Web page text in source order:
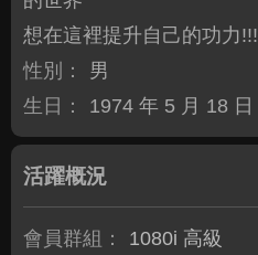
想在這裡提升自己的功力!!!
性別：
男
生日：
1974 年 5 月 18 日
活躍概況
會員群組： 1080i 高級